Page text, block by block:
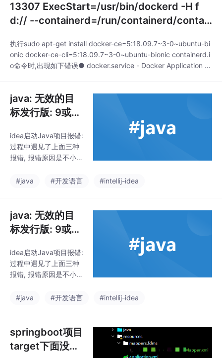
13307 ExecStart=/usr/bin/dockerd -H f
d:// --containerd=/run/containerd/contai
执行sudo apt-get install docker-ce=5:18.09.7~3-0~ubuntu-bi
onic docker-ce-cli=5:18.09.7~3-0~ubuntu-bionic containerd.i
o命令时,出现如下错误● docker.service - Docker Application C
java: 无效的目
标发行版: 9或警
需要目标发行版
9
idea启动Java项目报错:
过程中遇见了上面三种
报错, 报错原因是不小心
而且我本地装了多个版
e->setting , 将这里的
设置一致, 你用的哪个版
本, 就选哪个版本②. fil
这里设置保持一致这里
每个module要保持一致
④.至关重要的最后一
#java #开发语言 #intellij-idea
java: 无效的目
标发行版: 9或警
需要目标发行版
9
idea启动Java项目报错:
过程中遇见了上面三种
报错, 报错原因是不小心
而且我本地装了多个版
e->setting , 将这里的
设置一致, 你用的哪个版
本, 就选哪个版本②. fil
#java #开发语言 #intellij-idea
springboot项目
target下面没有